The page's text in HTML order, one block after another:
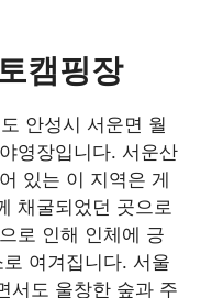
캠핑장
안성시 서운면 월
영장입니다. 서운산
있는 이 지역은 게
채굴되었던 곳으로
로 인해 인체에 긍
여겨집니다. 서울
서도 울창한 숲과 주